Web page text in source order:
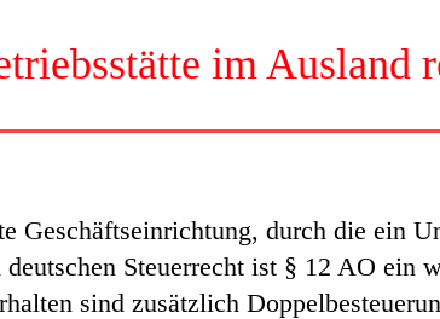
im Ausland
Geschäftseinrichtung, durch die ein
Steuerrecht ist § 12 AO ein
sind zusätzlich